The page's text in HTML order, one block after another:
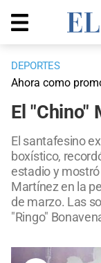
DEPORTES
Ahora como
El "Chino"
El santafesino
boxístico,
estadio y
Martínez en la
de marzo. Las
"Ringo"